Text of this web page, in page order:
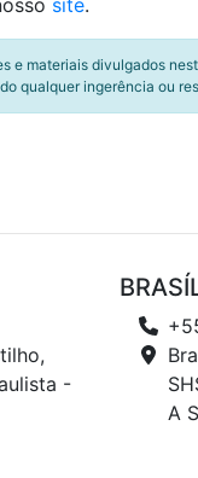
site.
e materiais divulgados
qualquer ingerência ou
-
A